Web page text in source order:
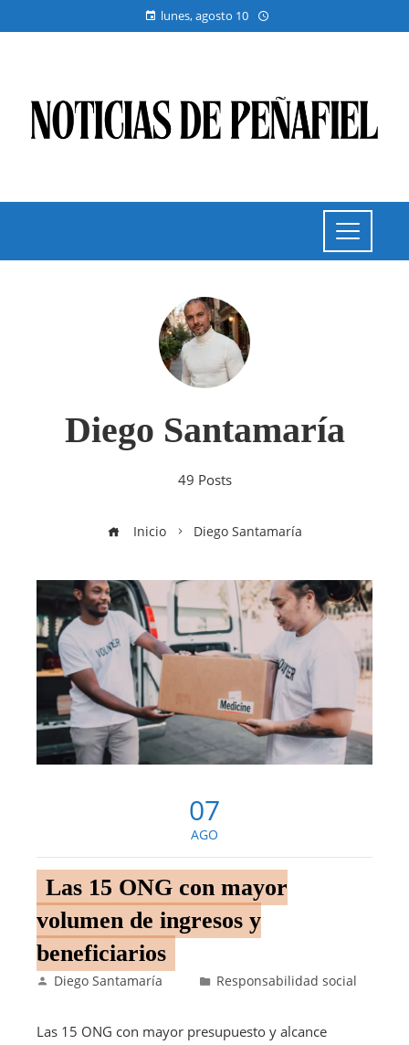
lunes, agosto 10
Diego Santamaría
49 Posts
Inicio Diego Santamaría
07
AGO
Las 15 ONG con mayor
volumen de ingresos y
beneficiarios
Diego Santamaría Responsabilidad social
Las 15 ONG con mayor presupuesto y alcance